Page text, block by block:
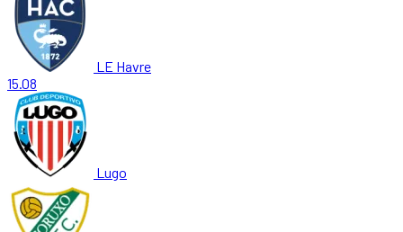
LE Havre
15.08
Lugo